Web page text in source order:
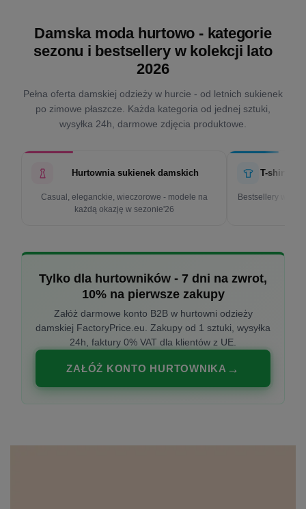
Damska moda hurtowo - kategorie
sezonu i bestsellery w kolekcji lato
2026
Pełna oferta damskiej odzieży w hurcie - od letnich sukienek
po zimowe płaszcze. Każda kategoria od jednej sztuki,
wysyłka 24h, darmowe zdjęcia produktowe.
Hurtownia sukienek damskich
Casual, eleganckie, wieczorowe - modele na
każdą okazję w sezonie'26
T-shirty
Bestsellery w
Tylko dla hurtowników - 7 dni na zwrot,
10% na pierwsze zakupy
Załóż darmowe konto B2B w hurtowni odzieży
damskiej FactoryPrice.eu. Zakupy od 1 sztuki, wysyłka
24h, faktury 0% VAT dla klientów z UE.
ZAŁÓŻ KONTO HURTOWNIKA